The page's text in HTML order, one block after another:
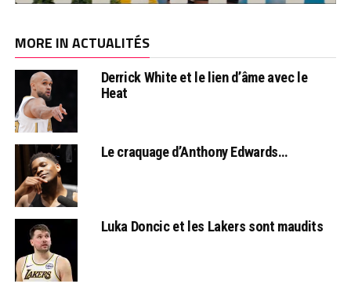
MORE IN ACTUALITÉS
Derrick White et le lien d’âme avec le
Heat
Le craquage d’Anthony Edwards…
Luka Doncic et les Lakers sont maudits